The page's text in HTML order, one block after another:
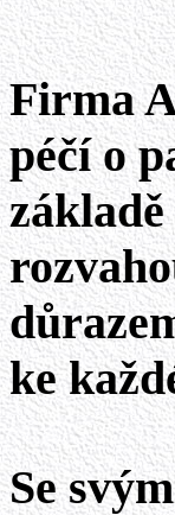
Firma
péčí o
ke
Se